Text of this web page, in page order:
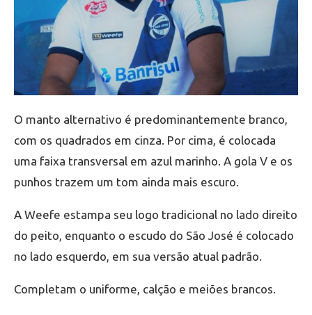
O manto alternativo é predominantemente branco,
com os quadrados em cinza. Por cima, é colocada
uma faixa transversal em azul marinho. A gola V e os
punhos trazem um tom ainda mais escuro.
A Weefe estampa seu logo tradicional no lado direito
do peito, enquanto o escudo do São José é colocado
no lado esquerdo, em sua versão atual padrão.
Completam o uniforme, calção e meiões brancos.